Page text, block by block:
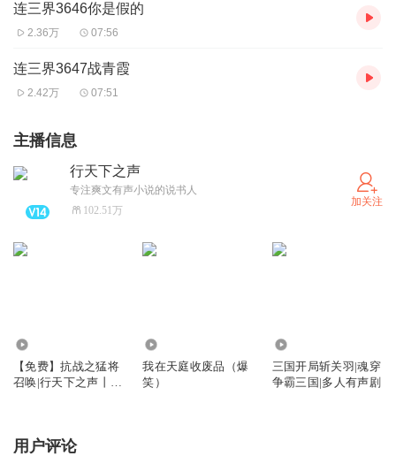
连三界3646你是假的
2.36万 07:56
连三界3647战青霞
2.42万 07:51
主播信息
行天下之声
专注爽文有声小说的说书人
102.51万
加关注
【免费】抗战之猛将
召唤|行天下之声丨穿
我在天庭收废品（爆
笑）
三国开局斩关羽|魂穿
争霸三国|多人有声剧
用户评论